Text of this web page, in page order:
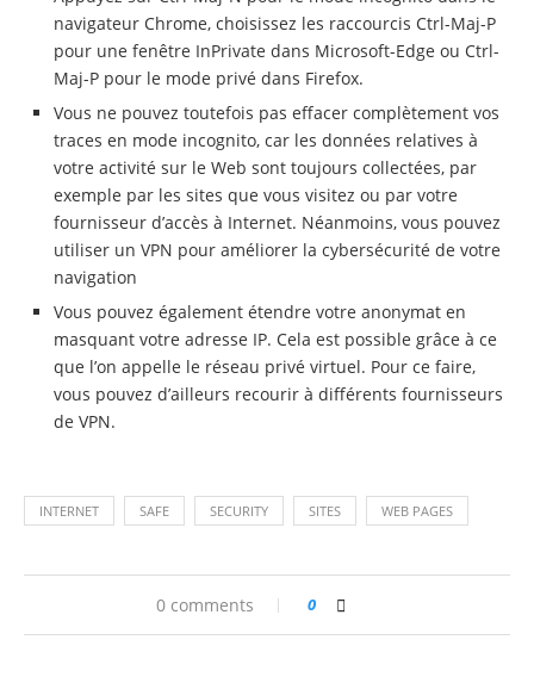
navigateur Chrome, choisissez les raccourcis Ctrl-Maj-P
pour une fenêtre InPrivate dans Microsoft-Edge ou Ctrl-
Maj-P pour le mode privé dans Firefox.
Vous ne pouvez toutefois pas effacer complètement vos
traces en mode incognito, car les données relatives à
votre activité sur le Web sont toujours collectées, par
exemple par les sites que vous visitez ou par votre
fournisseur d’accès à Internet. Néanmoins, vous pouvez
utiliser un VPN pour améliorer la cybersécurité de votre
navigation
Vous pouvez également étendre votre anonymat en
masquant votre adresse IP. Cela est possible grâce à ce
que l’on appelle le réseau privé virtuel. Pour ce faire,
vous pouvez d’ailleurs recourir à différents fournisseurs
de VPN.
INTERNET SAFE SECURITY SITES WEB PAGES
0 comments 0